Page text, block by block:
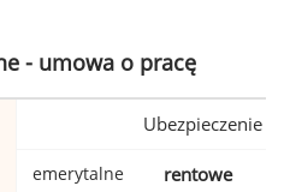
- umowa o pracę
Ubezpieczenie
emerytalne rentowe